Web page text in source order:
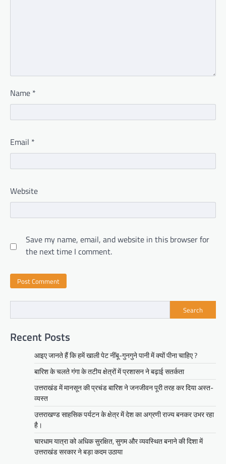
Name *
Email *
Website
Save my name, email, and website in this browser for
the next time I comment.
Search
Recent Posts
आइए जानते हैं कि हमें खाली पेट नींबू-गुनगुने पानी में क्यों पीना चाहिए ?
बारिश के चलते गंगा के तटीय क्षेत्रों में प्रशासन ने बढ़ाई सतर्कता
उत्तराखंड में मानसून की प्रचंड बारिश ने जनजीवन पूरी तरह कर दिया अस्त-
व्यस्त
उत्तराखण्ड साहसिक पर्यटन के क्षेत्र में देश का अग्रणी राज्य बनकर उभर रहा
है।
चारधाम यात्रा को अधिक सुरक्षित, सुगम और व्यवस्थित बनाने की दिशा में
उत्तराखंड सरकार ने बड़ा कदम उठाया